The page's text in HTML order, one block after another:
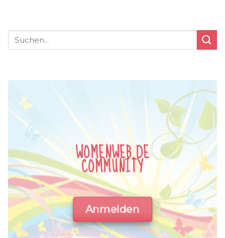
WOMENWEB.DE
COMMUNITY
Anmelden